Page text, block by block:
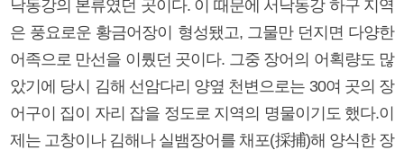
낙동강의 본류였던 곳이다. 이 때문에 서낙동강 하구 지역
은 풍요로운 황금어장이 형성됐고, 그물만 던지면 다양한
어족으로 만선을 이뤘던 곳이다. 그중 장어의 어획량도 많
았기에 당시 김해 선암다리 양옆 천변으로는 30여 곳의 장
어구이 집이 자리 잡을 정도로 지역의 명물이기도 했다.이
제는 고창이나 김해나 실뱀장어를 채포(採捕)해 양식한 장